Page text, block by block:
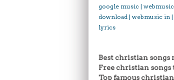
google music |
download | webmusic in
lyrics
Best christian songs
Free christian songs
Top famous